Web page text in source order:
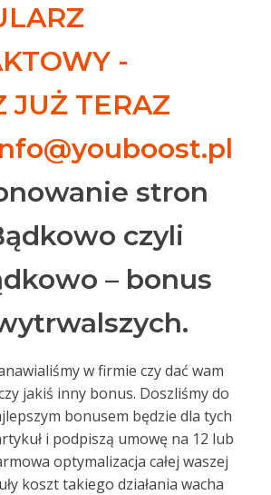
-
JUŻ TERAZ
stron
czyli
– bonus
w firmie czy dać wam
jakiś inny bonus. Doszliśmy do
bonusem będzie dla tych
i podpiszą umowę na 12 lub
optymalizacja całej waszej
koszt takiego działania wacha